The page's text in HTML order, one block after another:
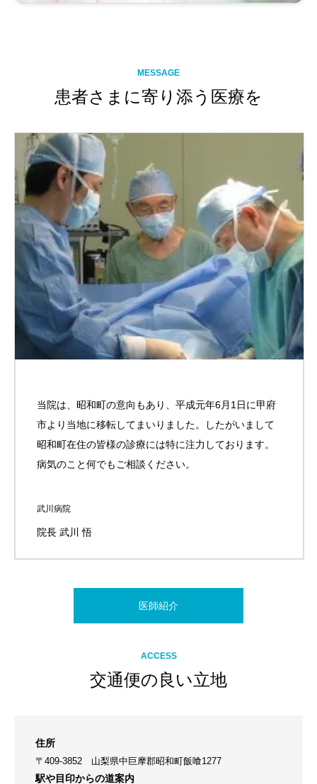
MESSAGE
患者さまに寄り添う医療を
当院は、昭和町の意向もあり、平成元年6月1日に甲府
市より当地に移転してまいりました。したがいまして
昭和町在住の皆様の診療には特に注力しております。
病気のこと何でもご相談ください。
武川病院
院長 武川 悟
医師紹介
ACCESS
交通便の良い立地
住所
〒409-3852 山梨県中巨摩郡昭和町飯喰1277
駅や目印からの道案内